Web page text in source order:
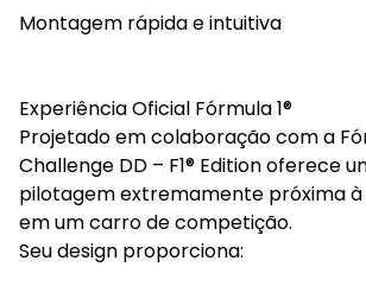
Montagem rápida e intuitiva
Experiência Oficial Fórmula 1®
Projetado em colaboração com a
Challenge DD – F1® Edition oferece
pilotagem extremamente próxima
em um carro de competição.
Seu design proporciona: